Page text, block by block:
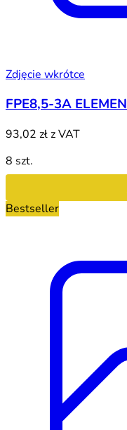
Zdjęcie wkrótce
FPE8,5-3A
93,02 złz VAT
8 szt.
Bestseller